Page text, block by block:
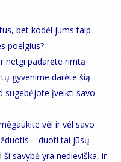
bet kodėl jums taip
poelgius?
netgi padarėte rimtą
gyvenime darėte šią
sugebėjote įveikti savo
vėl ir vėl savo
– duoti tai jūsų
savybė yra nedieviška, ir